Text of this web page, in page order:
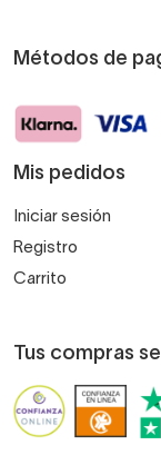
Métodos de
Mis pedidos
Iniciar sesión
Registro
Carrito
Tus compras